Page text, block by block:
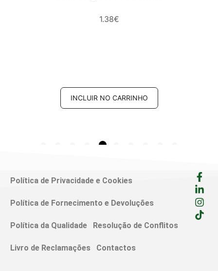
1.38€
INCLUIR NO CARRINHO
Política de Privacidade e Cookies
Política de Fornecimento e Devoluções
Política da Qualidade Resolução de Conflitos
Livro de Reclamações Contactos